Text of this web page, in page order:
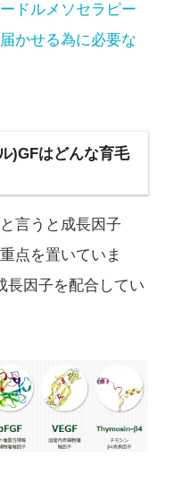
ドルメソセラピー
かせる為に必要な
)GFはどんな育毛
言うと成長因子
点を置いていま
長因子を配合してい